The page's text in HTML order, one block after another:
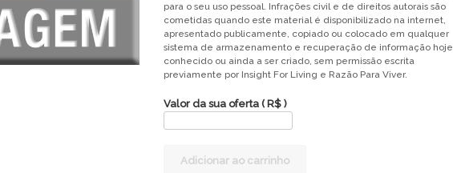
para o seu uso pessoal. Infrações civil e de direitos autorais são
cometidas quando este material é disponibilizado na internet,
apresentado publicamente, copiado ou colocado em qualquer
sistema de armazenamento e recuperação de informação hoje
conhecido ou ainda a ser criado, sem permissão escrita
previamente por Insight For Living e Razão Para Viver.
Valor da sua oferta( R$ )
Onde
Adicionar ao carrinho